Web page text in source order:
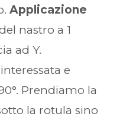
Applicazione
nastro a 1
ad Y.
e
Prendiamo la
la rotula sino